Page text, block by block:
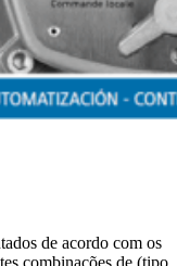
de acordo com os
combinações de (tipo